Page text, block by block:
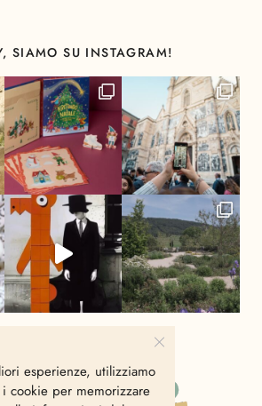
SIAMO SU INSTAGRAM!
esperienze, utilizziamo
cookie per memorizzare